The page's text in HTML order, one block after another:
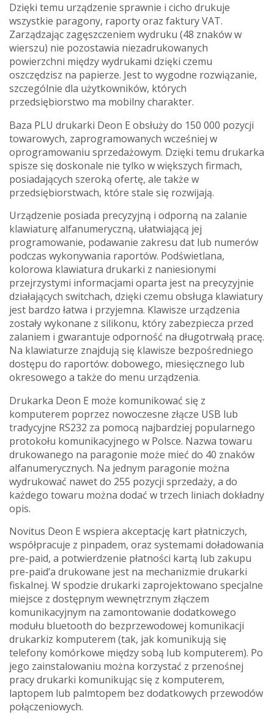
Dzięki temu urządzenie sprawnie i cicho drukuje
wszystkie paragony, raporty oraz faktury VAT.
Zarządzając zagęszczeniem wydruku (48 znaków w
wierszu) nie pozostawia niezadrukowanych
powierzchni między wydrukami dzięki czemu
oszczędzisz na papierze. Jest to wygodne rozwiązanie,
szczególnie dla użytkowników, których
przedsiębiorstwo ma mobilny charakter.
Baza PLU drukarki Deon E obsłuży do 150 000 pozycji
towarowych, zaprogramowanych wcześniej w
oprogramowaniu sprzedażowym. Dzięki temu drukarka
spisze się doskonale nie tylko w większych firmach,
posiadających szeroką ofertę, ale także w
przedsiębiorstwach, które stale się rozwijają.
Urządzenie posiada precyzyjną i odporną na zalanie
klawiaturę alfanumeryczną, ułatwiającą jej
programowanie, podawanie zakresu dat lub numerów
podczas wykonywania raportów. Podświetlana,
kolorowa klawiatura drukarki z naniesionymi
przejrzystymi informacjami oparta jest na precyzyjnie
działających switchach, dzięki czemu obsługa klawiatury
jest bardzo łatwa i przyjemna. Klawisze urządzenia
zostały wykonane z silikonu, który zabezpiecza przed
zalaniem i gwarantuje odporność na długotrwałą pracę.
Na klawiaturze znajdują się klawisze bezpośredniego
dostępu do raportów: dobowego, miesięcznego lub
okresowego a także do menu urządzenia.
Drukarka Deon E może komunikować się z
komputerem poprzez nowoczesne złącze USB lub
tradycyjne RS232 za pomocą najbardziej popularnego
protokołu komunikacyjnego w Polsce. Nazwa towaru
drukowanego na paragonie może mieć do 40 znaków
alfanumerycznych. Na jednym paragonie można
wydrukować nawet do 255 pozycji sprzedaży, a do
każdego towaru można dodać w trzech liniach dokładny
opis.
Novitus Deon E wspiera akceptację kart płatniczych,
współpracuje z pinpadem, oraz systemami doładowania
pre-paid, a potwierdzenie płatności kartą lub zakupu
pre-paid’a drukowane jest na mechanizmie drukarki
fiskalnej. W spodzie drukarki zaprojektowano specjalne
miejsce z dostępnym wewnętrznym złączem
komunikacyjnym na zamontowanie dodatkowego
modułu bluetooth do bezprzewodowej komunikacji
drukarkiz komputerem (tak, jak komunikują się
telefony komórkowe między sobą lub komputerem). Po
jego zainstalowaniu można korzystać z przenośnej
pracy drukarki komunikując się z komputerem,
laptopem lub palmtopem bez dodatkowych przewodów
połączeniowych.